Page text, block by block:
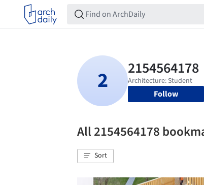
Follow
All 2154564178
Sort